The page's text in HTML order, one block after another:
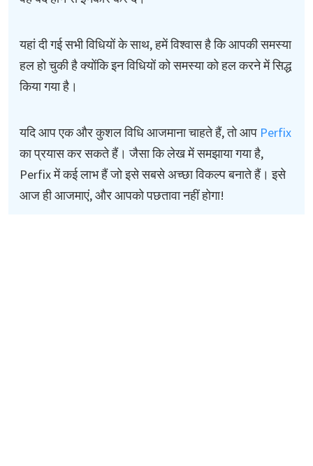
यहां दी गई सभी विधियों के साथ, हमें विश्वास है कि आपकी समस्या
हल हो चुकी है क्योंकि इन विधियों को समस्या को हल करने में सिद्ध
किया गया है।
यदि आप एक और कुशल विधि आजमाना चाहते हैं, तो आप Perfix
का प्रयास कर सकते हैं। जैसा कि लेख में समझाया गया है,
Perfix में कई लाभ हैं जो इसे सबसे अच्छा विकल्प बनाते हैं। इसे
आज ही आजमाएं, और आपको पछतावा नहीं होगा!